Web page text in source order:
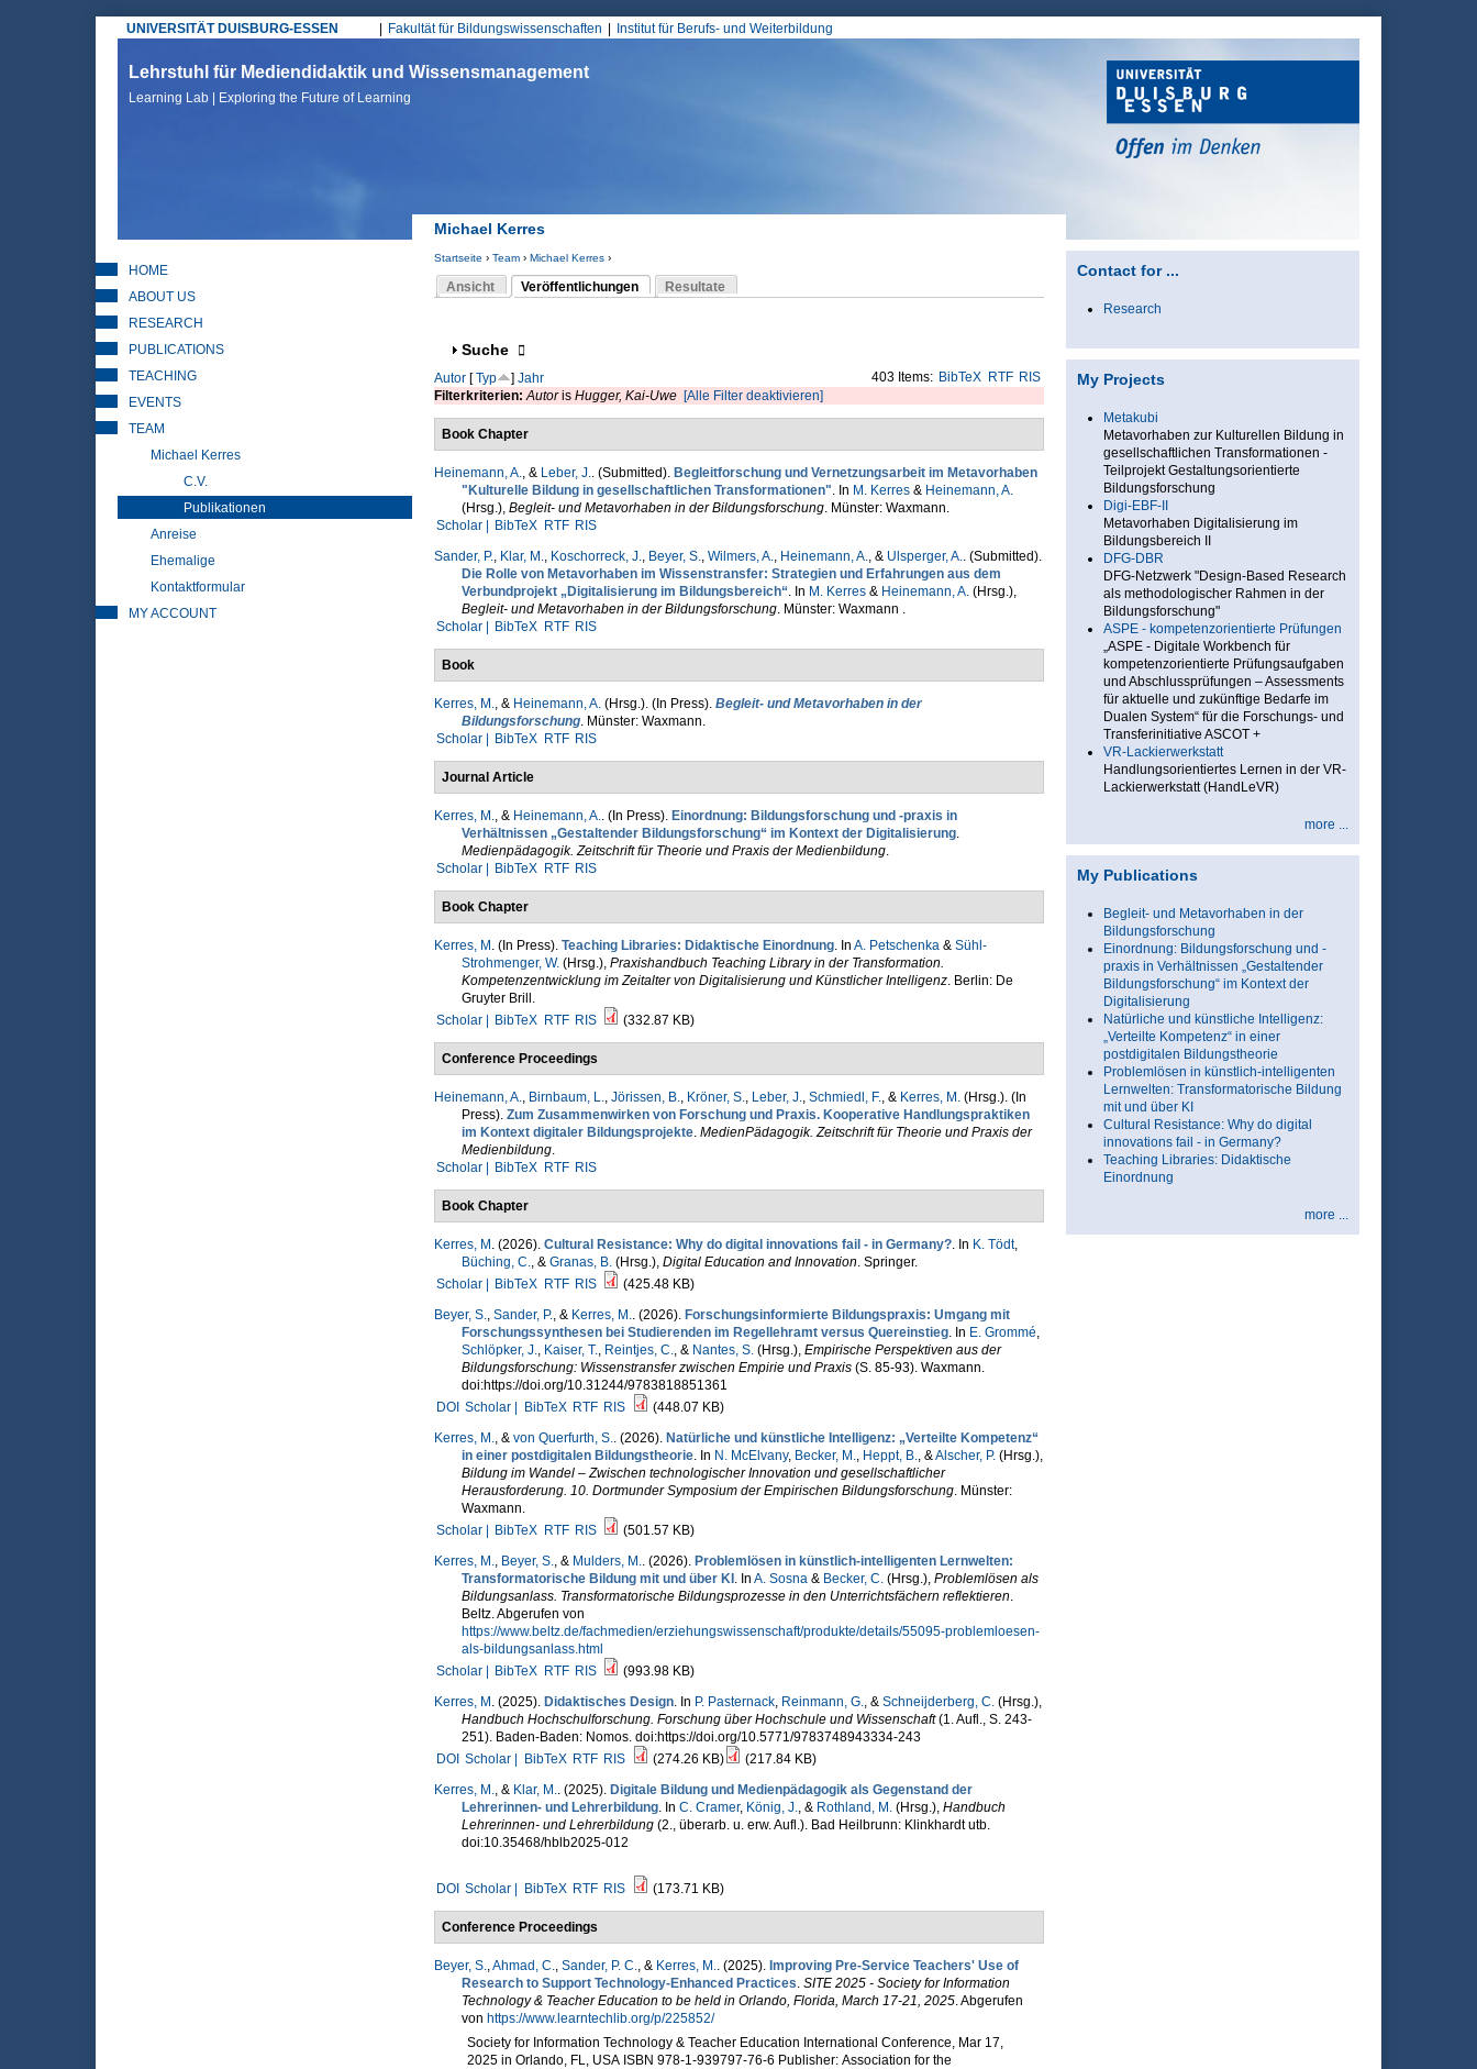
UNIVERSITÄT DUISBURG-ESSEN
Hauptmenü
Fakultät für Bildungswissenschaften Institut für Berufs- und Weiterbildung
Lehrstuhl für Mediendidaktik und Wissensmanagement
Learning Lab | Exploring the Future of Learning
Michael Kerres
Sie sind hier
Startseite › Team› Michael Kerres›
Ansicht
Veröffentlichungen
(aktiver Reiter)
Resultate
Anzeigen
Suche
403 Items: BibTeX RTF RIS
Autor[Typ ] Jahr
Filterkriterien:Autoris Hugger, Kai-Uwe [Alle Filter deaktivieren]
Book Chapter
Heinemann, A., & Leber, J.. (Submitted). Begleitforschung und Vernetzungsarbeit im Metavorhaben
"Kulturelle Bildung in gesellschaftlichen Transformationen". In M. Kerres& Heinemann, A.
(Hrsg.), Begleit- und Metavorhaben in der Bildungsforschung. Münster: Waxmann.
Scholar |
BibTeX RTF RIS
Sander, P., Klar, M., Koschorreck, J., Beyer, S., Wilmers, A., Heinemann, A., & Ulsperger, A.. (Submitted).
Die Rolle von Metavorhaben im Wissenstransfer: Strategien und Erfahrungen aus dem
Verbundprojekt „Digitalisierung im Bildungsbereich“. In M. Kerres& Heinemann, A.(Hrsg.),
Begleit- und Metavorhaben in der Bildungsforschung. Münster: Waxmann .
Scholar |
BibTeX RTF RIS
Book
Kerres, M., & Heinemann, A.(Hrsg.). (In Press). Begleit- und Metavorhaben in der
Bildungsforschung. Münster: Waxmann.
Scholar |
BibTeX RTF RIS
Journal Article
Kerres, M., & Heinemann, A.. (In Press). Einordnung: Bildungsforschung und -praxis in
Verhältnissen „Gestaltender Bildungsforschung“ im Kontext der Digitalisierung.
Medienpädagogik. Zeitschrift für Theorie und Praxis der Medienbildung.
Scholar |
BibTeX RTF RIS
Book Chapter
Kerres, M . (In Press). Teaching Libraries: Didaktische Einordnung. In A. Petschenka& Sühl-
Strohmenger, W.(Hrsg.), Praxishandbuch Teaching Library in der Transformation.
Kompetenzentwicklung im Zeitalter von Digitalisierung und Künstlicher Intelligenz. Berlin: De
Gruyter Brill.
Scholar |
BibTeX RTF RIS (332.87 KB)
Conference Proceedings
Heinemann, A., Birnbaum, L., Jörissen, B., Kröner, S., Leber, J., Schmiedl, F., & Kerres, M.(Hrsg.). (In
Press). Zum Zusammenwirken von Forschung und Praxis. Kooperative Handlungspraktiken
im Kontext digitaler Bildungsprojekte. MedienPädagogik. Zeitschrift für Theorie und Praxis der
Medienbildung.
Scholar |
BibTeX RTF RIS
Book Chapter
Kerres, M . (2026). Cultural Resistance: Why do digital innovations fail - in Germany?. In K. Tödt,
Büching, C., & Granas, B.(Hrsg.), Digital Education and Innovation. Springer.
Scholar |
BibTeX RTF RIS
(425.48 KB)
Beyer, S., Sander, P., & Kerres, M.. (2026). Forschungsinformierte Bildungspraxis: Umgang mit
Forschungssynthesen bei Studierenden im Regellehramt versus Quereinstieg. In E. Grommé,
Schlöpker, J., Kaiser, T., Reintjes, C., & Nantes, S.(Hrsg.), Empirische Perspektiven aus der
Bildungsforschung: Wissenstransfer zwischen Empirie und Praxis(S. 85-93). Waxmann.
doi:https://doi.org/10.31244/9783818851361
DOI Scholar | BibTeX RTF RIS
(448.07 KB)
Kerres, M., & von Querfurth, S.. (2026). Natürliche und künstliche Intelligenz: „Verteilte Kompetenz“
in einer postdigitalen Bildungstheorie. In N. McElvany, Becker, M., Heppt, B., &Alscher, P.(Hrsg.),
Bildung im Wandel – Zwischen technologischer Innovation und gesellschaftlicher
Herausforderung. 10. Dortmunder Symposium der Empirischen Bildungsforschung. Münster:
Waxmann.
Scholar |
BibTeX RTF RIS
(501.57 KB)
Kerres, M., Beyer, S., & Mulders, M.. (2026). Problemlösen in künstlich-intelligenten Lernwelten:
Transformatorische Bildung mit und über KI . In A. Sosna& Becker, C.(Hrsg.), Problemlösen als
Bildungsanlass. Transformatorische Bildungsprozesse in den Unterrichtsfächern reflektieren.
Beltz. Abgerufen von
https://www.beltz.de/fachmedien/erziehungswissenschaft/produkte/details/55095-problemloesen-
als-bildungsanlass.html
Scholar |
BibTeX RTF RIS
(993.98 KB)
Kerres, M . (2025). Didaktisches Design. In P. Pasternack, Reinmann, G., & Schneijderberg, C.(Hrsg.),
Handbuch Hochschulforschung. Forschung über Hochschule und Wissenschaft(1. Aufl., S. 243-
251). Baden-Baden: Nomos. doi:https://doi.org/10.5771/9783748943334-243
DOI Scholar | BibTeX RTF RIS (274.26 KB)
(217.84 KB)
Kerres, M., & Klar, M.. (2025). Digitale Bildung und Medienpädagogik als Gegenstand der
Lehrerinnen- und Lehrerbildung. In C. Cramer, König, J., & Rothland, M.(Hrsg.), Handbuch
Lehrerinnen- und Lehrerbildung (2., überarb. u. erw. Aufl.). Bad Heilbrunn: Klinkhardt utb.
doi:10.35468/hblb2025-012
DOI Scholar | BibTeX RTF RIS (173.71 KB)
Conference Proceedings
Beyer, S.,Ahmad, C., Sander, P. C., & Kerres, M.. (2025). Improving Pre-Service Teachers' Use of
Research to Support Technology-Enhanced Practices. SITE 2025 - Society for Information
Technology & Teacher Education to be held in Orlando, Florida, March 17-21, 2025. Abgerufen
von https://www.learntechlib.org/p/225852/
Society for Information Technology & Teacher Education International Conference, Mar 17,
2025 in Orlando, FL, USA ISBN 978-1-939797-76-6 Publisher: Association for the
HOME
ABOUT US
RESEARCH
PUBLICATIONS
TEACHING
EVENTS
TEAM
Michael Kerres
C.V.
Publikationen
Anreise
Ehemalige
Kontaktformular
MY ACCOUNT
Contact for ...
Research
My Projects
Metakubi
Metavorhaben zur Kulturellen Bildung in
gesellschaftlichen Transformationen -
Teilprojekt Gestaltungsorientierte
Bildungsforschung
Digi-EBF-II
Metavorhaben Digitalisierung im
Bildungsbereich II
DFG-DBR
DFG-Netzwerk "Design-Based Research
als methodologischer Rahmen in der
Bildungsforschung"
ASPE - kompetenzorientierte Prüfungen
„ASPE - Digitale Workbench für
kompetenzorientierte Prüfungsaufgaben
und Abschlussprüfungen – Assessments
für aktuelle und zukünftige Bedarfe im
Dualen System“ für die Forschungs- und
Transferinitiative ASCOT +
VR-Lackierwerkstatt
Handlungsorientiertes Lernen in der VR-
Lackierwerkstatt (HandLeVR)
more ...
My Publications
Begleit- und Metavorhaben in der
Bildungsforschung
Einordnung: Bildungsforschung und -
praxis in Verhältnissen „Gestaltender
Bildungsforschung“ im Kontext der
Digitalisierung
Natürliche und künstliche Intelligenz:
„Verteilte Kompetenz“ in einer
postdigitalen Bildungstheorie
Problemlösen in künstlich-intelligenten
Lernwelten: Transformatorische Bildung
mit und über KI
Cultural Resistance: Why do digital
innovations fail - in Germany?
Teaching Libraries: Didaktische
Einordnung
more ...